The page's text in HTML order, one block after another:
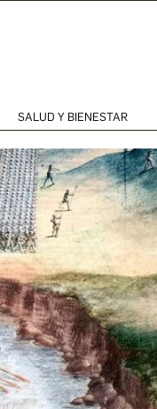
SALUD Y BIENESTAR